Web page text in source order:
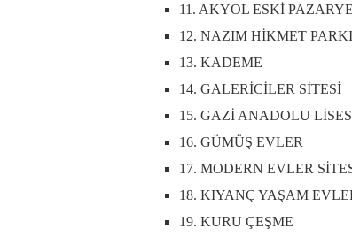
11. AKYOL ESKİ
12. NAZIM HİKMET PARKI
13. KADEME
14. GALERİCİLER SİTESİ
15. GAZİ ANADOLU
16. GÜMÜŞ EVLER
17. MODERN EVLER
18. KIYANÇ YAŞAM
19. KURU ÇEŞME